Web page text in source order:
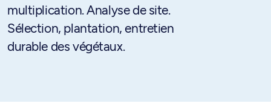
multiplication. Analyse de site.
Sélection, plantation, entretien
durable des végétaux.